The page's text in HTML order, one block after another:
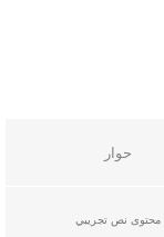
حوار
​محتوى نص تجريبي​